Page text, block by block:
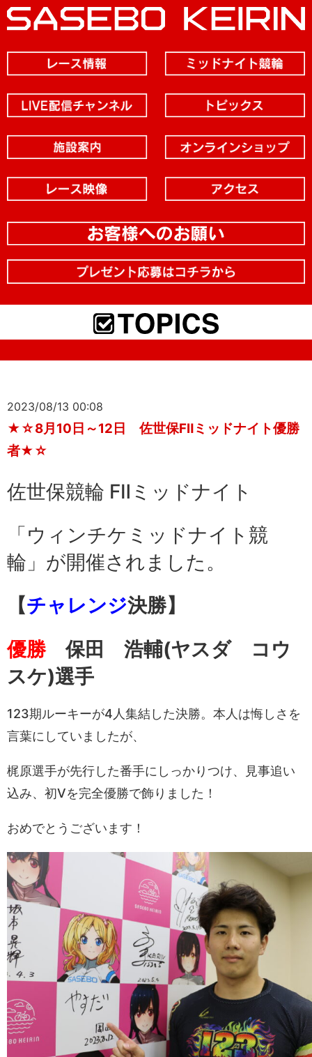
2023/08/13 00:08
★☆8月10日～12日 佐世保FⅡミッドナイト優勝
者★☆
佐世保競輪 FⅡミッドナイト
「ウィンチケミッドナイト競
輪」が開催されました。
【チャレンジ決勝】
優勝保田 浩輔(ヤスダ コウ
スケ)選手
123期ルーキーが4人集結した決勝。本人は悔しさを
言葉にしていましたが、
梶原選手が先行した番手にしっかりつけ、見事追い
込み、初Vを完全優勝で飾りました！
おめでとうございます！